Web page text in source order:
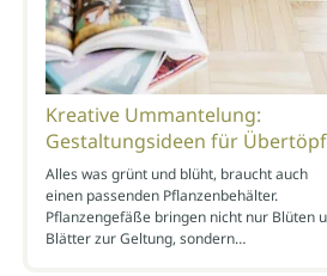
Kreative Ummantelung:
Gestaltungsideen für
Alles was grünt und blüht, braucht auch
einen passenden Pflanzenbehälter.
Pflanzengefäße bringen nicht nur Blüten
Blätter zur Geltung, sondern…